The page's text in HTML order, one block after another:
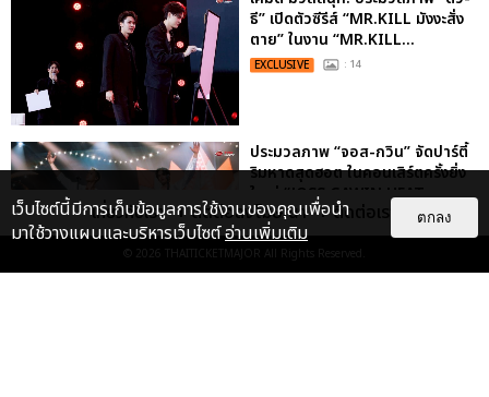
ธี” เปิดตัวซีรีส์ “MR.KILL มังงะสั่ง
ตาย” ในงาน “MR.KILL...
EXCLUSIVE : 14
ประมวลภาพ “จอส-กวิน” จัดปาร์ตี้
ริมหาดสุดฮอต ในคอนเสิร์ตครั้งยิ่ง
ใหญ่ “JOSS GAWIN HEAT ...
EXCLUSIVE : 34
เกี่ยวกับเรา ติดต่อลงโฆษณา ติดต่อเรา
© 2026 THAITICKETMAJOR All Rights Reserved.
เว็บไซต์นี้มีการเก็บข้อมูลการใช้งานของคุณเพื่อนำ
มาใช้วางแผนและบริหารเว็บไซต์อ่านเพิ่มเติม
ตกลง